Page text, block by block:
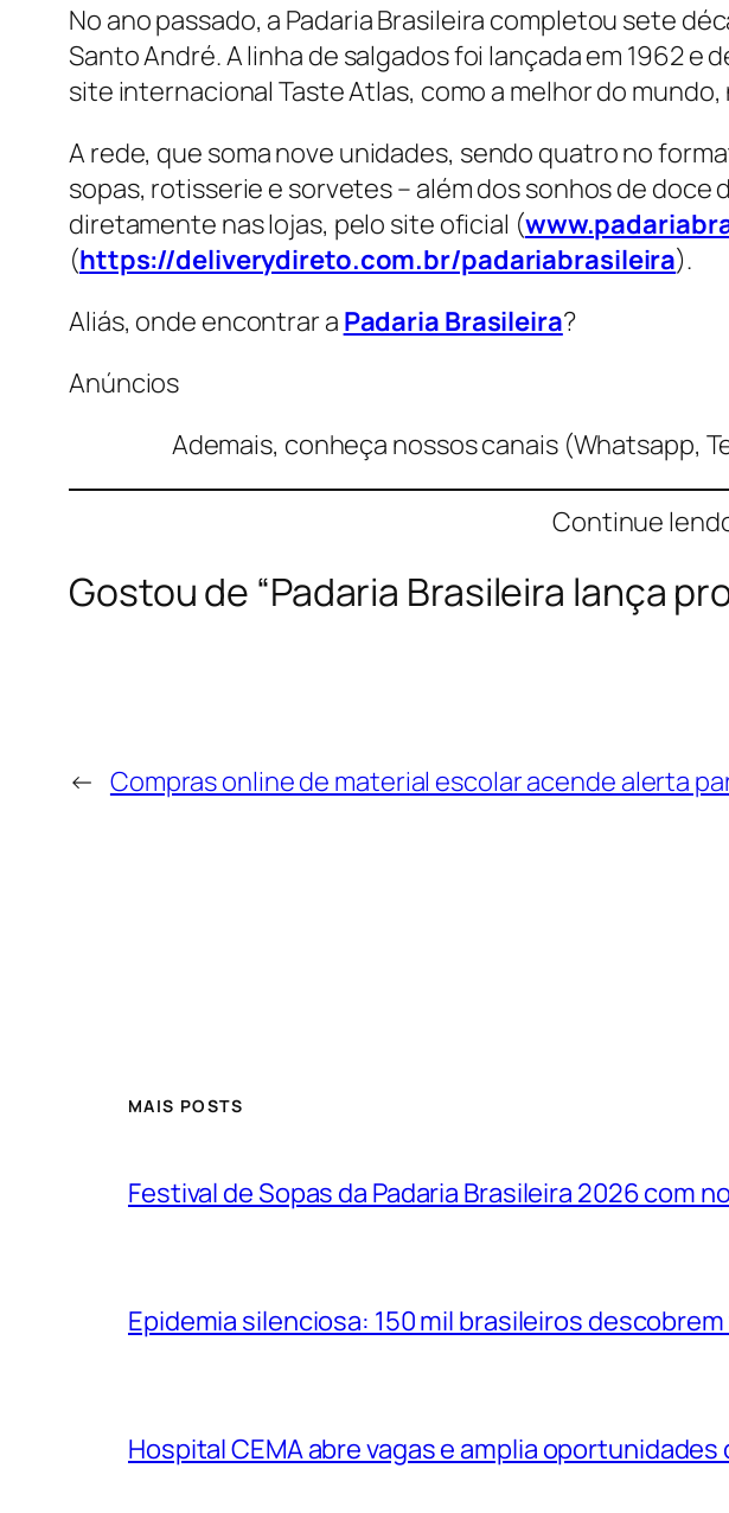
No ano passado, a Padaria Brasileira completou sete
Santo André. A linha de salgados foi lançada em 1962
site internacional Taste Atlas, como a melhor do
A rede, que soma nove unidades, sendo quatro no
sopas, rotisserie e sorvetes – além dos sonhos de
diretamente nas lojas, pelo site oficial (
(https://deliverydireto.com.br/padariabrasileira).
Aliás, onde encontrar a Padaria Brasileira?
Anúncios
Ademais, conheça nossos canais (Whatsapp,
Continue
Gostou de “Padaria Brasileira lança
← Compras online de material escolar acende alerta
MAIS POSTS
Festival de Sopas da Padaria Brasileira 2026 com
Epidemia silenciosa: 150 mil brasileiros
Hospital CEMA abre vagas e amplia oportunidades